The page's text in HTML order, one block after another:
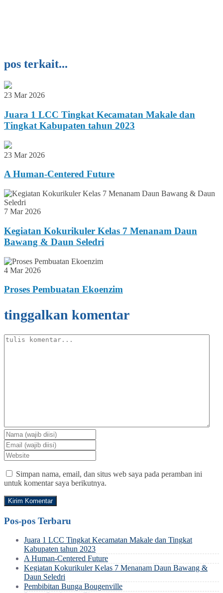
pos terkait...
23 Mar 2026
Juara 1 LCC Tingkat Kecamatan Makale dan
Tingkat Kabupaten tahun 2023
23 Mar 2026
A Human-Centered Future
7 Mar 2026
Kegiatan Kokurikuler Kelas 7 Menanam Daun
Bawang & Daun Seledri
4 Mar 2026
Proses Pembuatan Ekoenzim
tinggalkan komentar
Simpan nama, email, dan situs web saya pada peramban ini
untuk komentar saya berikutnya.
Pos-pos Terbaru
Juara 1 LCC Tingkat Kecamatan Makale dan Tingkat
Kabupaten tahun 2023
A Human-Centered Future
Kegiatan Kokurikuler Kelas 7 Menanam Daun Bawang &
Daun Seledri
Pembibitan Bunga Bougenville